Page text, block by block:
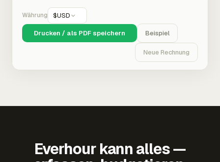
Währung $USD
Drucken / als PDF speichern Beispiel
Neue Rechnung
Everhour kann alles —